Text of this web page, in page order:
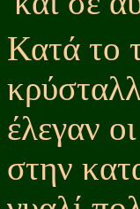
Κατά το
έλεγαν
στην